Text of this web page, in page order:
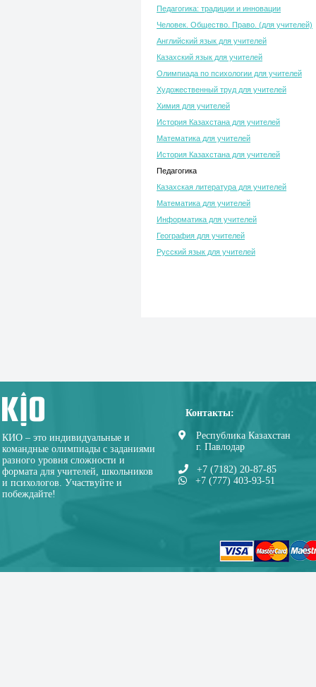
Педагогика: традиции и инновации
Человек. Общество. Право. (для учителей)
Английский язык для учителей
Казахский язык для учителей
Олимпиада по психологии для учителей
Художественный труд для учителей
Химия для учителей
История Казахстана для учителей
Математика для учителей
История Казахстана для учителей
Педагогика
Казахская литература для учителей
Математика для учителей
Информатика для учителей
География для учителей
Русский язык для учителей
КИО – это индивидуальные и
командные олимпиады с заданиями
разного уровня сложности и
формата для учителей, школьников
и психологов. Участвуйте и
побеждайте!
Контакты:
Республика Казахстан
г. Павлодар
+7 (7182) 20-87-85
+7 (777) 403-93-51